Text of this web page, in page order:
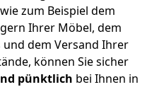
zum Beispiel dem
Ihrer Möbel, dem
dem Versand Ihrer
können Sie sicher
pünktlich bei Ihnen in